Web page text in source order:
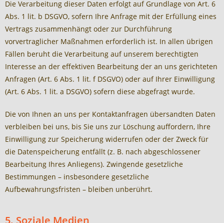
Die Verarbeitung dieser Daten erfolgt auf Grundlage von Art. 6
Abs. 1 lit. b DSGVO, sofern Ihre Anfrage mit der Erfüllung eines
Vertrags zusammenhängt oder zur Durchführung
vorvertraglicher Maßnahmen erforderlich ist. In allen übrigen
Fällen beruht die Verarbeitung auf unserem berechtigten
Interesse an der effektiven Bearbeitung der an uns gerichteten
Anfragen (Art. 6 Abs. 1 lit. f DSGVO) oder auf Ihrer Einwilligung
(Art. 6 Abs. 1 lit. a DSGVO) sofern diese abgefragt wurde.
Die von Ihnen an uns per Kontaktanfragen übersandten Daten
verbleiben bei uns, bis Sie uns zur Löschung auffordern, Ihre
Einwilligung zur Speicherung widerrufen oder der Zweck für
die Datenspeicherung entfällt (z. B. nach abgeschlossener
Bearbeitung Ihres Anliegens). Zwingende gesetzliche
Bestimmungen – insbesondere gesetzliche
Aufbewahrungsfristen – bleiben unberührt.
5. Soziale Medien